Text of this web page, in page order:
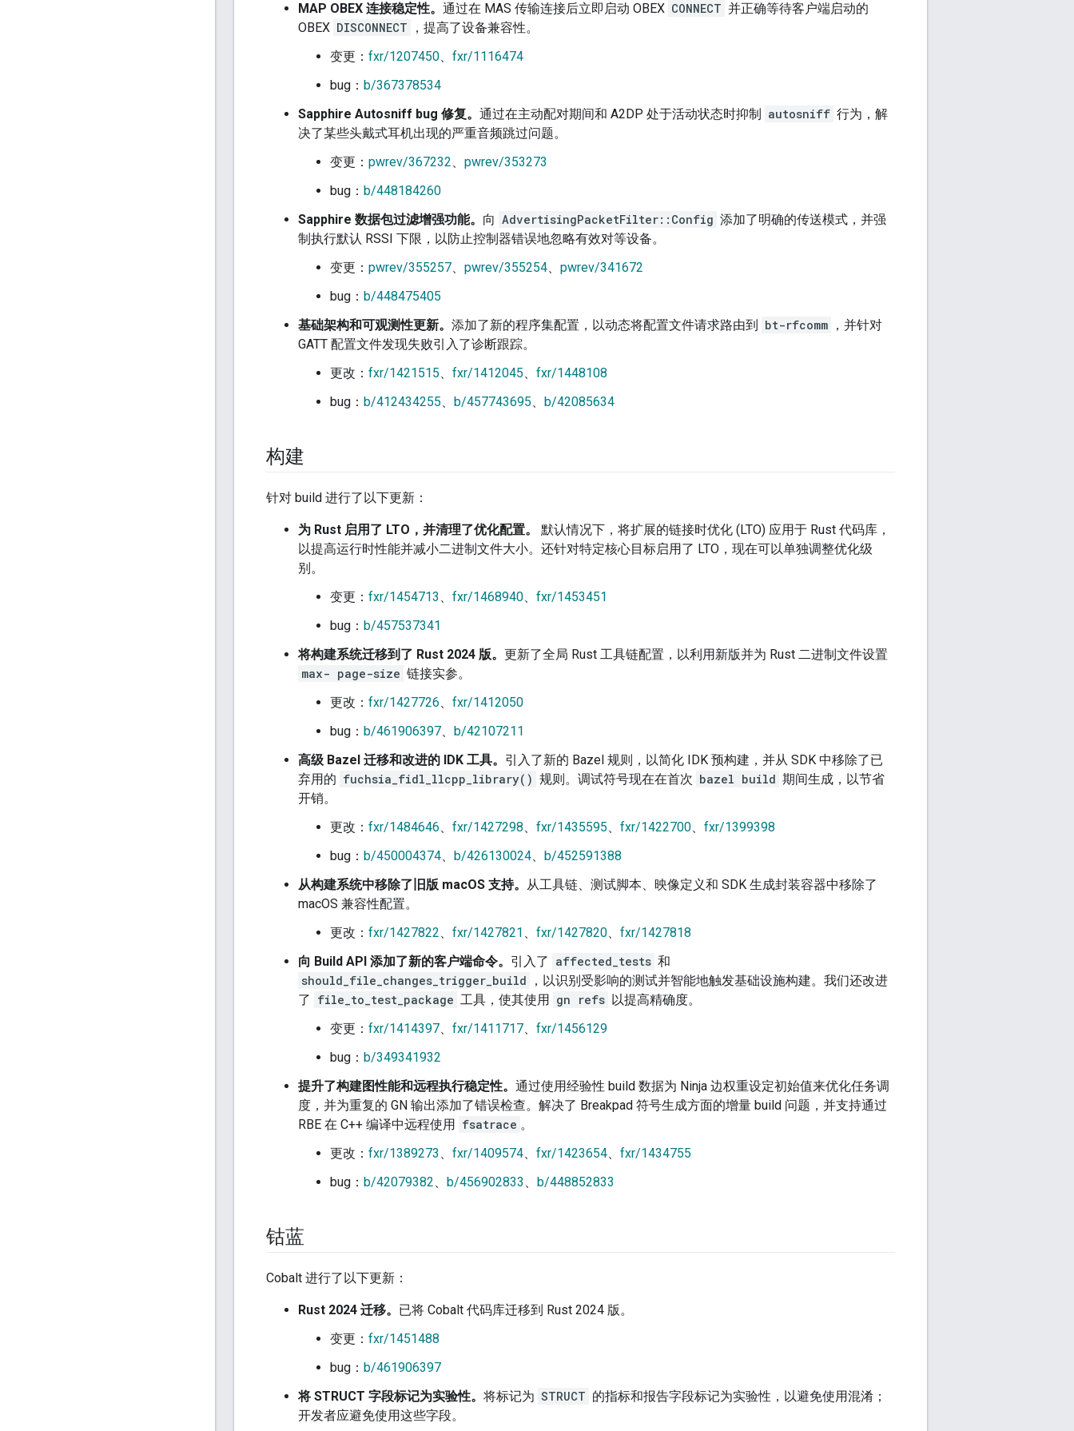
MAP OBEX 连接稳定性。 通过在 MAS 传输连接后立即启动 OBEX CONNECT 并正确等待客户端启动的
OBEX DISCONNECT
，提高了设备兼容性。
变更： fxr/1207450、 fxr/1116474
bug： b/367378534
Sapphire Autosniff bug 修复。 通过在主动配对期间和 A2DP 处于活动状态时抑制 autosniff 行为，解
决了某些头戴式耳机出现的严重音频跳过问题。
变更： pwrev/367232、 pwrev/353273
bug： b/448184260
Sapphire 数据包过滤增强功能。 向 AdvertisingPacketFilter::Config 添加了明确的传送模式，并强
制执行默认 RSSI 下限，以防止控制器错误地忽略有效对等设备。
变更： pwrev/355257、 pwrev/355254、 pwrev/341672
bug： b/448475405
基础架构和可观测性更新。 添加了新的程序集配置，以动态将配置文件请求路由到 bt-rfcomm ，并针对
GATT 配置文件发现失败引入了诊断跟踪。
更改： fxr/1421515、 fxr/1412045、 fxr/1448108
bug： b/412434255、 b/457743695、 b/42085634
构建
针对 build 进行了以下更新：
为 Rust 启用了 LTO，并清理了优化配置。
默认情况下，将扩展的链接时优化 (LTO) 应用于 Rust 代码库，
以提高运行时性能并减小二进制文件大小。还针对特定核心目标启用了 LTO，现在可以单独调整优化级
别。
变更： fxr/1454713 、 fxr/1468940、 fxr/1453451
bug： b/457537341
将构建系统迁移到了 Rust 2024 版。 更新了全局 Rust 工具链配置，以利用新版并为 Rust 二进制文件设置
max- page-size 链接实参。
更改： fxr/1427726、 fxr/1412050
bug： b/461906397、 b/42107211
高级 Bazel 迁移和改进的 IDK 工具。 引入了新的 Bazel 规则，以简化 IDK 预构建，并从 SDK 中移除了已
弃用的 fuchsia_fidl_llcpp_library() 规则。调试符号现在在首次 bazel build 期间生成，以节省
开销。
更改： fxr/1484646、 fxr/1427298、 fxr/1435595、 fxr/1422700、 fxr/1399398
bug： b/450004374、 b/426130024、 b/452591388
从构建系统中移除了旧版 macOS 支持。 从工具链、测试脚本、映像定义和 SDK 生成封装容器中移除了
macOS 兼容性配置。
更改： fxr/1427822、 fxr/1427821 、 fxr/1427820、 fxr/1427818
向 Build API 添加了新的客户端命令。 引入了 affected_tests 和
should_file_changes_trigger_build
，以识别受影响的测试并智能地触发基础设施构建。我们还改进
了 file_to_test_package 工具，使其使用 gn refs 以提高精确度。
变更： fxr/1414397、 fxr/1411717、 fxr/1456129
bug： b/349341932
提升了构建图性能和远程执行稳定性。 通过使用经验性 build 数据为 Ninja 边权重设定初始值来优化任务调
度，并为重复的 GN 输出添加了错误检查。解决了 Breakpad 符号生成方面的增量 build 问题，并支持通过
RBE 在 C++ 编译中远程使用 fsatrace 。
更改： fxr/1389273 、 fxr/1409574、 fxr/1423654、 fxr/1434755
bug： b/42079382、 b/456902833 、 b/448852833
钴蓝
Cobalt 进行了以下更新：
Rust 2024 迁移。 已将 Cobalt 代码库迁移到 Rust 2024 版。
变更： fxr/1451488
bug： b/461906397
将 STRUCT 字段标记为实验性。 将标记为 STRUCT 的指标和报告字段标记为实验性，以避免使用混淆；
开发者应避免使用这些字段。